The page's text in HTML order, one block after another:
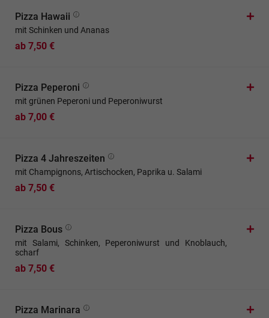
Pizza Hawaii
mit Schinken und Ananas
ab 7,50 €
Pizza Peperoni
mit grünen Peperoni und Peperoniwurst
ab 7,00 €
Pizza 4 Jahreszeiten
mit Champignons, Artischocken, Paprika u. Salami
ab 7,50 €
Pizza Bous
mit Salami, Schinken, Peperoniwurst und Knoblauch,
scharf
ab 7,50 €
Pizza Marinara